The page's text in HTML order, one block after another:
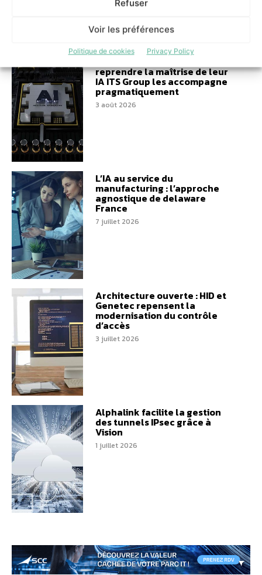
Refuser
Voir les préférences
Politique de cookies Privacy Policy
reprendre la maîtrise de leur
IA ITS Group les accompagne
pragmatiquement
3 août 2026
L’IA au service du
manufacturing : l’approche
agnostique de delaware
France
7 juillet 2026
Architecture ouverte : HID et
Genetec repensent la
modernisation du contrôle
d’accès
3 juillet 2026
Alphalink facilite la gestion
des tunnels IPsec grâce à
Vision
1 juillet 2026